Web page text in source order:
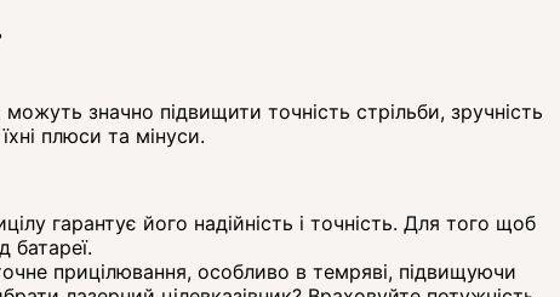
значно підвищити точність стрільби, зручність
плюси та мінуси.
гарантує його надійність і точність. Для того щоб
батареї.
прицілювання, особливо в темряві, підвищуючи